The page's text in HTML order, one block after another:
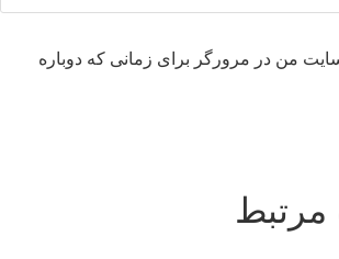
من در مرورگر برای زمانی که دوباره